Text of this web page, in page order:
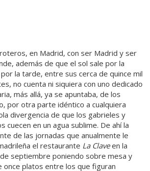
en Madrid, con ser Madrid y ser
además de que el sol sale por la
la tarde, entre sus cerca de quince mil
no cuenta ni siquiera con uno dedicado
más allá, ya se apuntaba, de los
por otra parte idéntico a cualquiera
divergencia de que los gabrieles y
cuecen en un agua sublime. De ahí la
de las jornadas que anualmente le
el restaurante La Claveen la
septiembre poniendo sobre mesa y
once platos entre los que figuran